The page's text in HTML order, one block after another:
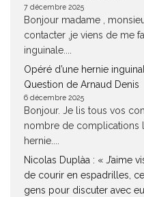
7 décembre 2025
Bonjour madame ,
contacter ,je viens de me
inguinale....
Opéré d’une hernie
Question de Arnaud Denis
6 décembre 2025
Bonjour. Je lis tous vos
nombre de complications
hernie....
Nicolas Duplàa : « J’aime
de courir en espadrilles,
gens pour discuter avec